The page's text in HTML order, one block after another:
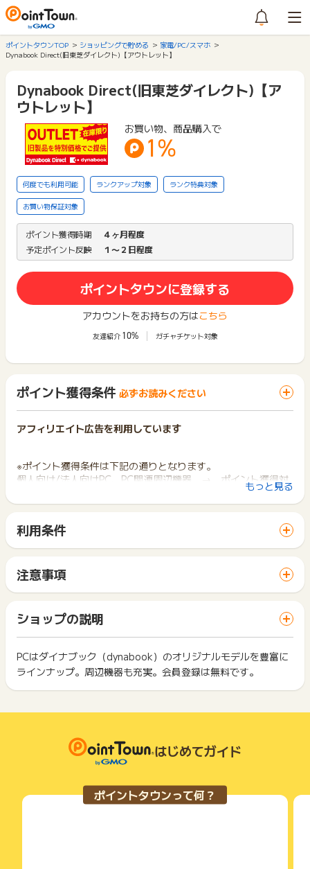
ポイントタウンTOP ショッピングで貯める
家電/PC/スマホ
Dynabook Direct(旧東芝ダイレクト)【アウトレット】
Dynabook Direct(旧東芝ダイレクト)【ア
ウトレット】
お買い物、商品購入で
1%
何度でも利用可能 ランクアップ対象 ランク特典対象
お買い物保証対象
ポイント獲得時期
４ヶ月程度
予定ポイント反映
１〜２日程度
ポイントタウンに登録する
アカウントをお持ちの方はこちら
友達紹介 10% ガチャチケット対象
ポイント獲得条件 必ずお読みください
アフィリエイト広告を利用しています
※ポイント獲得条件は下記の通りとなります。
個人向け/法人向けPC、PC関連周辺機器 → ポイント獲得対
テレビ、BD/DVD、AV関連周辺機器 → ポイント獲得対象
※キャンセル・不備・いたずら・商品受取拒否及び不着、返品の
場合はポイント獲得対象外です。
※ポイントに関するお問い合わせは、
ポイントタウンのサポート
までお問い合わせください。ポイントについて、広告主に直接
お問い合わせをした場合、ポイント獲得対象外となる場合がご
ざいます。
もっと見る
利用条件
サイトに移動してからお申し込みやお買い物が完了するまでの
間に、同じブラウザ（※）で他のサイトに移動した場合はポイン
ト獲得ができません。
「 ショッピングでポイントGET 」ボタンを押した時とサービ
ス・お買い物利用時で、デバイス・ブラウザが異なる場合はポ
イント獲得ができません。
2回以上同じお買い物・サービスをご利用される場合は、毎回
ポイントタウンに戻り、「 ショッピングでポイントGET 」ボ
下記の事項に該当する場合、広告主側で対象外とみなし、「獲
・同一端末や同一世帯で、繰り返し利用不可のサービス・お買
い物を複数回ご利用された場合
・他のポイントサイトや比較サイト、検索サイトなどを経由し
ご利用前には、Cookieの削除をおこなっていただくことを推奨
します。
注意事項
一部のサービスにつきましては、1商品につき10円単位の金額
は切り捨てとなります。
ポイント獲得が1ポイント未満のものは切り捨てとなり、ポイ
ント履歴には記載されません。
原則として広告主側のポイント等を利用して支払われた金額分
につきましては、ポイントタウンのポイント獲得の対象には含
まれません。
各サービス・お買い物の獲得ポイントや獲得条件、キャンペー
ン期間が予告なしに変更される場合がございますが、ご利用さ
条件を達成しているかどうかは各広告主ではなく、代理店が行
っているため、広告主はポイントに関する詳細を把握しており
ショップの説明
PCはダイナブック（dynabook）のオリジナルモデルを豊富に
ラインナップ。周辺機器も充実。会員登録は無料です。
はじめてガイド
ポイントタウンって何？